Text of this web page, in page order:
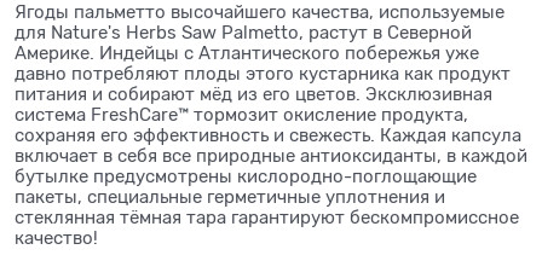
Ягоды пальметто высочайшего качества, используемые
для Nature's Herbs Saw Palmetto, растут в Северной
Америке. Индейцы с Атлантического побережья уже
давно потребляют плоды этого кустарника как продукт
питания и собирают мёд из его цветов. Эксклюзивная
система FreshCare™ тормозит окисление продукта,
сохраняя его эффективность и свежесть. Каждая капсула
включает в себя все природные антиоксиданты, в каждой
бутылке предусмотрены кислородно-поглощающие
пакеты, специальные герметичные уплотнения и
стеклянная тёмная тара гарантируют бескомпромиссное
качество!